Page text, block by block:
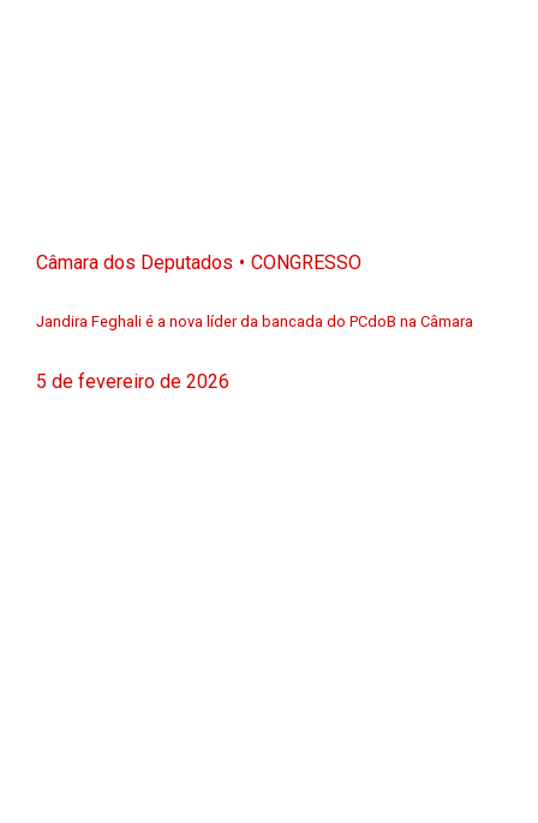
Câmara dos Deputados CONGRESSO
Jandira Feghali é a nova líder da bancada do PCdoB na Câmara
5 de fevereiro de 2026